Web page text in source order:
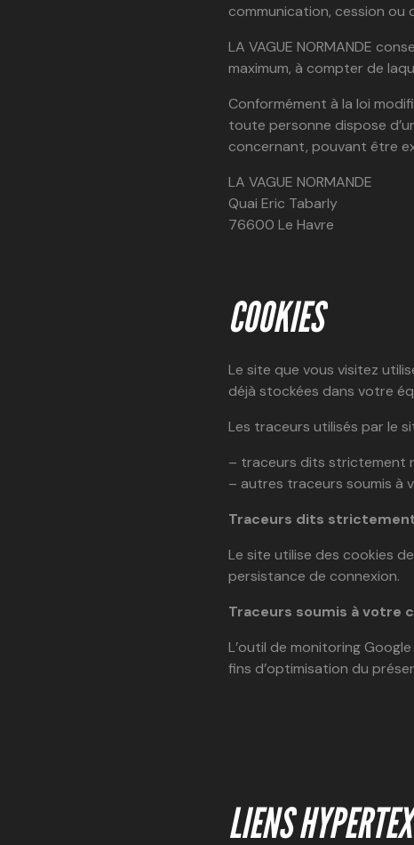
communication, cession ou
LA VAGUE NORMANDE
maximum, à compter de
Conformément à la loi
toute personne dispose
concernant, pouvant être
LA VAGUE NORMANDE
Quai Eric Tabarly
76600 Le Havre
COOKIES
Le site que vous visitez
déjà stockées dans votre
Les traceurs utilisés par le
– traceurs dits strictement
– autres traceurs soumis à
Traceurs dits
Le site utilise des cookies
persistance de connexion.
Traceurs soumis à votre
L’outil de monitoring
fins d’optimisation du
LIENS